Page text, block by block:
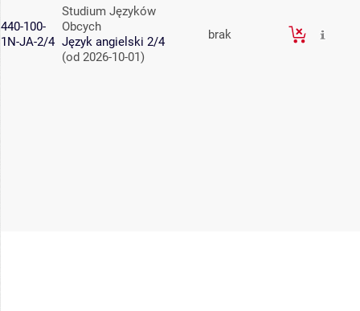
440-100-
1N-JA-2/4
Studium Języków
Obcych
Język angielski 2/4
(od 2026-10-01)
brak